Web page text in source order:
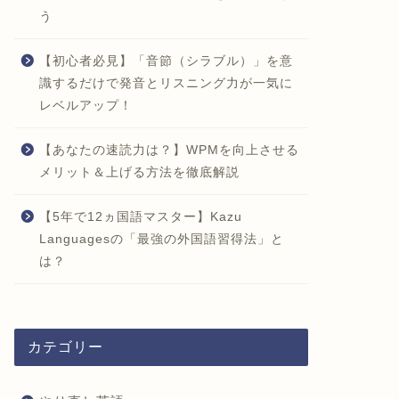
う
【初心者必見】「音節（シラブル）」を意
識するだけで発音とリスニング力が一気に
レベルアップ！
【あなたの速読力は？】WPMを向上させる
メリット＆上げる方法を徹底解説
【5年で12ヵ国語マスター】Kazu
Languagesの「最強の外国語習得法」と
は？
カテゴリー